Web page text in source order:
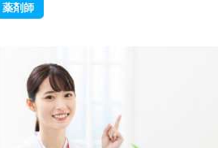
薬剤師